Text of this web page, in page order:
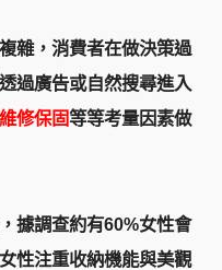
雜，消費者在做決策過
過廣告或自然搜尋進入
修保固等等考量因素做
據調查約有60%女性會
女性注重收納機能與美觀